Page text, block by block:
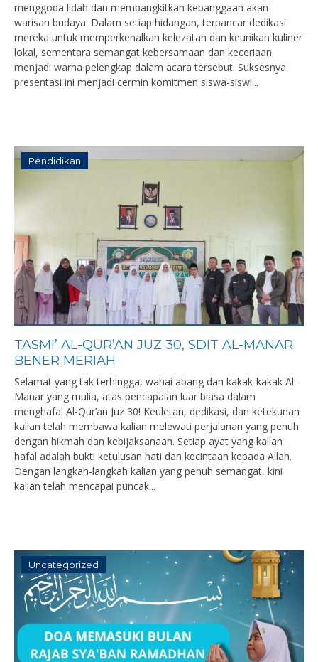
menggoda lidah dan membangkitkan kebanggaan akan
warisan budaya. Dalam setiap hidangan, terpancar dedikasi
mereka untuk memperkenalkan kelezatan dan keunikan kuliner
lokal, sementara semangat kebersamaan dan keceriaan
menjadi warna pelengkap dalam acara tersebut. Suksesnya
presentasi ini menjadi cermin komitmen siswa-siswi...
Pendidikan
TASMI’ AL-QUR’AN JUZ 30, SDIT AL-MANAR
BENER MERIAH
Selamat yang tak terhingga, wahai abang dan kakak-kakak Al-
Manar yang mulia, atas pencapaian luar biasa dalam
menghafal Al-Qur’an Juz 30! Keuletan, dedikasi, dan ketekunan
kalian telah membawa kalian melewati perjalanan yang penuh
dengan hikmah dan kebijaksanaan. Setiap ayat yang kalian
hafal adalah bukti ketulusan hati dan kecintaan kepada Allah.
Dengan langkah-langkah kalian yang penuh semangat, kini
kalian telah mencapai puncak...
Uncategorized